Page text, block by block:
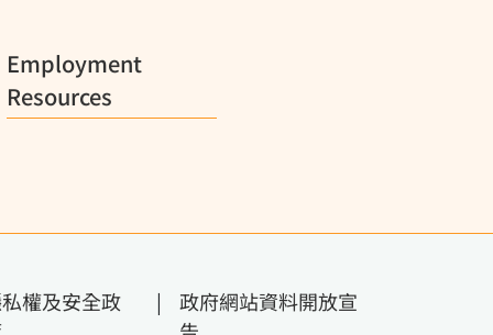
Employment
Resources
權及安全政
|
政府網站資料開放宣